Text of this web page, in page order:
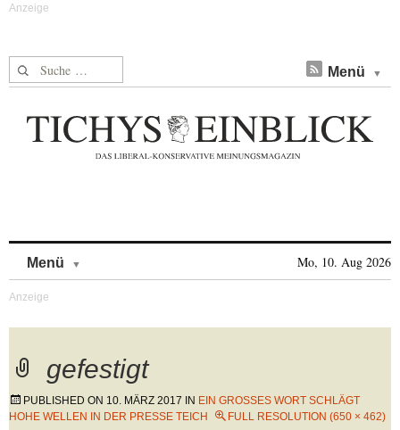
Suche nach: Menü
Menü Mo, 10. Aug 2026
gefestigt
PUBLISHED ON 10. MÄRZ 2017 IN EIN GROSSES WORT SCHLÄGT H
OHE WELLEN IN DER PRESSE TEICH
FULL RESOLUTION (650 × 462)